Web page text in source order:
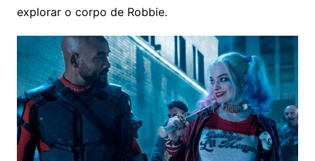
explorar o corpo de Robbie.